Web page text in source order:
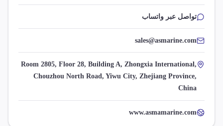
تواصل عبر واتساب
sales@asmarine.com
Room 2805, Floor 28, Building A, Zhongxia International,
Chouzhou North Road, Yiwu City, Zhejiang Province,
China
www.asmamarine.com